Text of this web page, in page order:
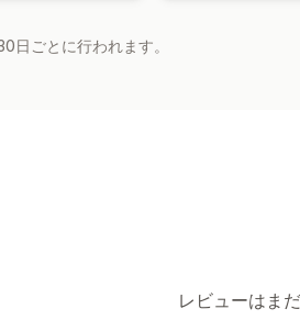
日ごとに行われます。
レビューはま